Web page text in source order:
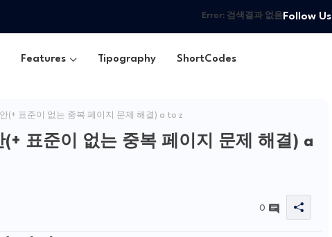
Error:검색결과 없음Follow Us
Features Tipography ShortCodes
(+ 표준이 없는 중복 페이지 문제 해결) a to z
표준이 없는 중복 페이지 문제 해결) a
0